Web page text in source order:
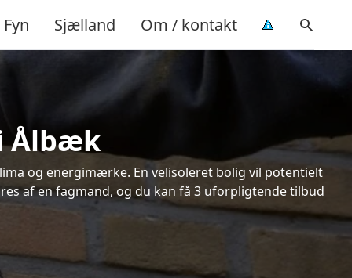
Fyn Sjælland Om / kontakt
Ålbæk
og energimærke. En velisoleret bolig vil potentielt
af en fagmand, og du kan få 3 uforpligtende tilbud